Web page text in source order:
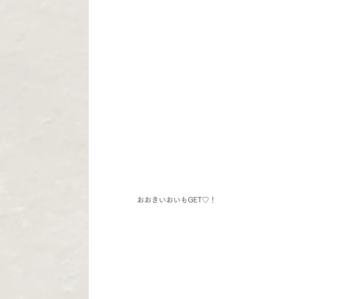
おおきいおいもGET♡！